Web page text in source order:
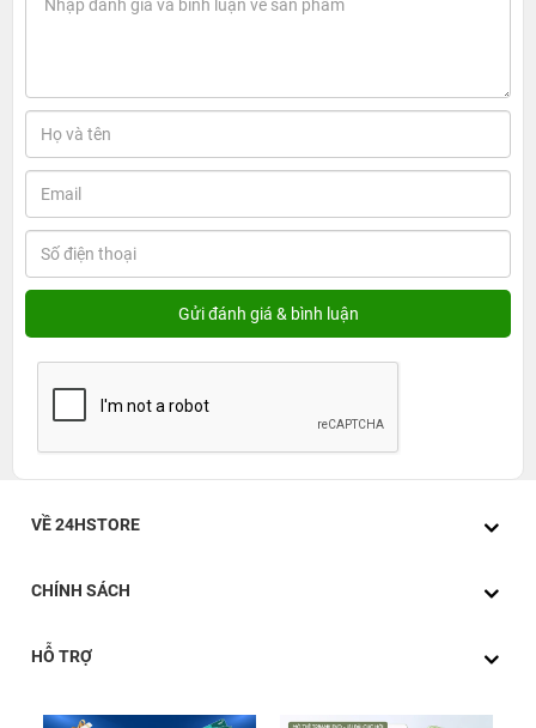
VỀ 24HSTORE
CHÍNH SÁCH
HỖ TRỢ